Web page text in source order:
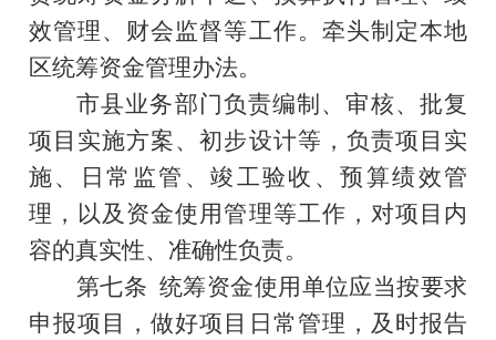
效管理、财会监督等工作。牵头制定本地
区统筹资金管理办法。
市县业务部门负责编制、审核、批复
项目实施方案、初步设计等，负责项目实
施、日常监管、竣工验收、预算绩效管
理，以及资金使用管理等工作，对项目内
容的真实性、准确性负责。
第七条 统筹资金使用单位应当按要求
申报项目，做好项目日常管理，及时报告